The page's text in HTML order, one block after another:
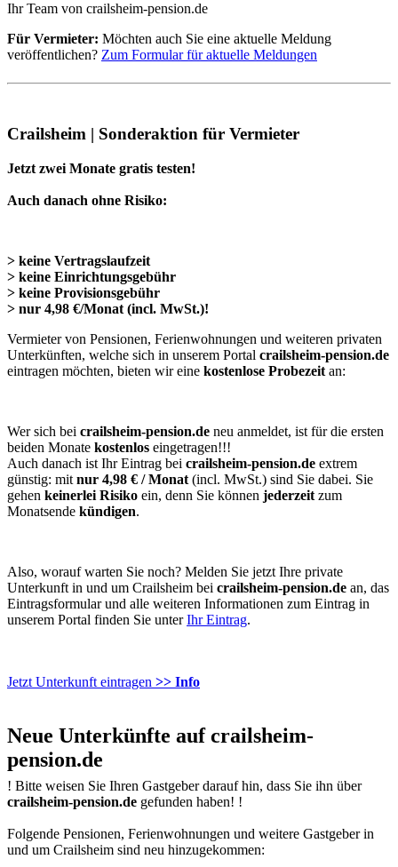
Ihr Team von crailsheim-pension.de
Für Vermieter: Möchten auch Sie eine aktuelle Meldung
veröffentlichen? Zum Formular für aktuelle Meldungen
Crailsheim | Sonderaktion für Vermieter
Jetzt zwei Monate gratis testen!
Auch danach ohne Risiko:
> keine Vertragslaufzeit
> keine Einrichtungsgebühr
> keine Provisionsgebühr
> nur 4,98 €/Monat (incl. MwSt.)!
Vermieter von Pensionen, Ferienwohnungen und weiteren privaten
Unterkünften, welche sich in unserem Portal crailsheim-pension.de
eintragen möchten, bieten wir eine kostenlose Probezeit an:
Wer sich bei crailsheim-pension.de neu anmeldet, ist für die ersten
beiden Monate kostenlos eingetragen!!!
Auch danach ist Ihr Eintrag bei crailsheim-pension.de extrem
günstig: mit nur 4,98 € / Monat (incl. MwSt.) sind Sie dabei. Sie
gehen keinerlei Risiko ein, denn Sie können jederzeit zum
Monatsende kündigen.
Also, worauf warten Sie noch? Melden Sie jetzt Ihre private
Unterkunft in und um Crailsheim bei crailsheim-pension.de an, das
Eintragsformular und alle weiteren Informationen zum Eintrag in
unserem Portal finden Sie unterIhr Eintrag.
Jetzt Unterkunft eintragen >> Info
Neue Unterkünfte auf crailsheim-
pension.de
! Bitte weisen Sie Ihren Gastgeber darauf hin, dass Sie ihn über
crailsheim-pension.de gefunden haben! !
Folgende Pensionen, Ferienwohnungen und weitere Gastgeber in
und um Crailsheim sind neu hinzugekommen: